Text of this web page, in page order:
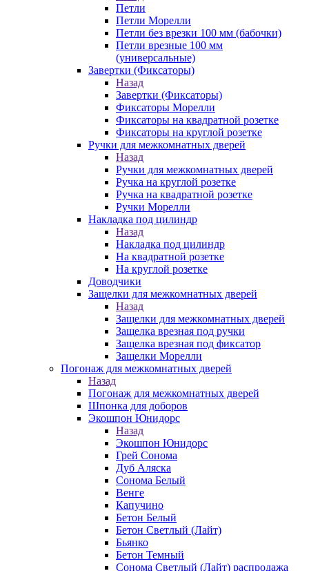
Петли
Петли Морелли
Петли без врезки 100 мм (бабочки)
Петли врезные 100 мм
(универсальные)
Завертки (Фиксаторы)
Назад
Завертки (Фиксаторы)
Фиксаторы Морелли
Фиксаторы на квадратной розетке
Фиксаторы на круглой розетке
Ручки для межкомнатных дверей
Назад
Ручки для межкомнатных дверей
Ручка на круглой розетке
Ручка на квадратной розетке
Ручки Морелли
Накладка под цилиндр
Назад
Накладка под цилиндр
На квадратной розетке
На круглой розетке
Доводчики
Защелки для межкомнатных дверей
Назад
Защелки для межкомнатных дверей
Защелка врезная под ручки
Защелка врезная под фиксатор
Защелки Морелли
Погонаж для межкомнатных дверей
Назад
Погонаж для межкомнатных дверей
Шпонка для доборов
Экошпон Юнидорс
Назад
Экошпон Юнидорс
Грей Сонома
Дуб Аляска
Сонома Белый
Венге
Капучино
Бетон Белый
Бетон Светлый (Лайт)
Бьянко
Бетон Темный
Сонома Светлый (Лайт) распродажа